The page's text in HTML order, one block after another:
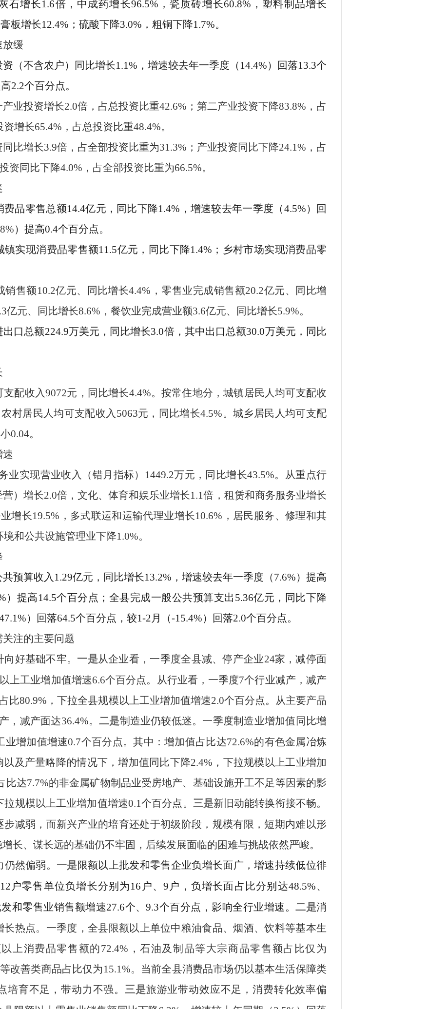
石增长1.6倍， 中成药增长96.5% ，瓷质砖增长60.8% ， 塑料制品增长
板增长12.4% ； 硫酸下降3.0% ， 粗铜下降1.7%。
放缓
（不含农户）同比增长1.1% ， 增速较去年一季度（ 14.4%） 回落13.3个
2.2个百分点。
业投资增长2.0倍， 占总投资比重42.6% ； 第二产业投资下降83.8% ， 占
资增长65.4% ，占总投资比重48.4%。
同比增长3.9倍 ，占全部投资比重为31.3% ；产业投资同比下降24.1% ，占
资同比下降4.0% ，占全部投资比重为66.5%。
费品零售总额14.4亿元，同比下降1.4% ， 增速较去年一季度（4.5%）
回
%） 提高0.4个百分点。
镇实现消费品零售额11.5亿元，同比下降1.4% ；乡村市场实现消费品零
销售额10.2亿元、同比增长4.4% ， 零售业完成销售额20.2亿元、同比增
3亿元、同比增长8.6% ， 餐饮业完成营业额3.6亿元、同比增长5.9%。
出口总额224.9万美元，同比增长3.0倍，其中出口总额30.0万美元，同比
支配收入9072元，同比增长4.4%。按常住地分，城镇居民人均可支配收
农村居民人均可支配收入 5063元，同比增长4.5%。城乡居民人均可支配
0.04。
速
业实现营业收入（错月指标） 1449.2万元，同比增长43.5%。从重点行
）增长2.0倍， 文化、体育和娱乐业增长1.1倍， 租赁和商务服务业增长
增长19.5% ，多式联运和运输代理业增长10.6% ，居民服务、修理和其
境和公共设施管理业下降1.0%。
预算收入 1.29亿元，同比增长13.2% ， 增速较去年一季度（7.6%）提高
） 提高14.5个百分点 ； 全县完成一般公共预算支出 5.36亿元，同比下降
%） 回落64.5个百分点 ， 较1-2月（-15.4%） 回落2.0个百分点。
注的主要问题
好基础不牢。 一是从企业看， 一季度全县减、停产企业24家，减停面
上工业增加值增速6.6个百分点。 从行业看， 一季度7个行业减产，减产
比80.9% ，下拉全县规模以上工业增加值增速2.0个百分点。 从主要产品
，减产面达36.4%。二是制造业仍较低迷。 一季度制造业增加值同比增
业增加值增速0.7个百分点。其中：增加值占比达72.6%的有色金属冶炼
以及产量略降的情况下 ，增加值同比下降2.4% ，下拉规模以上工业增加
比达7.7%的非金属矿物制品业受房地产、 基础设施开工不足等因素的影
拉规模以上工业增加值增速0.1个百分点 。 三是新旧动能转换衔接不畅。
减弱，而新兴产业的培育还处于初级阶段，规模有限，短期内难以形
长、谋长远的基础仍不牢固，后续发展面临的困难与挑战依然严峻。
仍然偏弱。 一是限额以上批发和零售企业负增长面广，增速持续低位徘
12 户零售单位负增长分别为 16 户、9 户，负增长面占比分别达48.5%、
发和零售业销售额增速27.6个、9.3个百分点，影响全行业增速。二是消
热点。 一季度，全县限额以上单位中粮油食品、烟酒、饮料等基本生
上消费品零售额的72.4% ，石油及制品等大宗商品零售额占 比仅 为
改善类商品占比仅为 15.1%。 当前全县消费品市场仍以基本生活保障类
育不足，带动力不强。 三是旅游业带动效应不足，消费转化效率偏